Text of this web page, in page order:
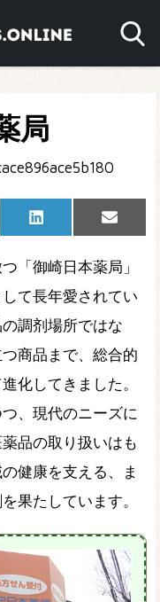
局
Share
on
LinkedIn
Share
on
Email
「御崎日本薬局」
て長年愛されてい
調剂場所ではな
商品まで、総合的
化してきました。
、現代のニーズに
品の取り扱いはも
健康を支える、ま
果たしています。